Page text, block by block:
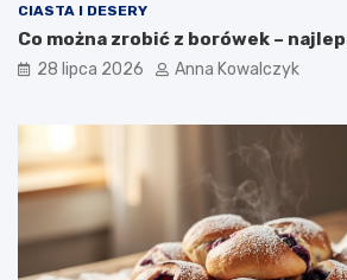
CIASTA I DESERY
Co można zrobić z borówek –
28 lipca 2026 Anna Kowalczyk